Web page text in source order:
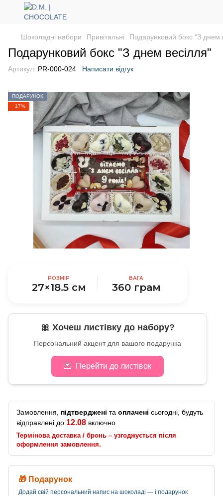
Шоколадні набори Привітальні Подарунковий бокс "З днем
Подарунковий бокс "З днем весілля"
Артикул: PR-000-024 Написати відгук
ПОДАРУНОК
−17%
РОЗМІР
27×18.5 см
ВАГА
360 грам
🎀 Хочеш листівку до набору?
Персональний акцент для вашого подарунка
💌 Перейти до листівок
Замовлення, підтверджені та оплачені сьогодні, будуть
відправлені до 12.08 включно
Термінова доставка / бронь – узгоджується після
оформлення замовлення.
🎁 Подарунок
Додай свій персональний напис на шоколаді — і подарунок